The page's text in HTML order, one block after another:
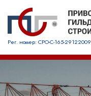
Рег. номер: СРО-С-165-29122009